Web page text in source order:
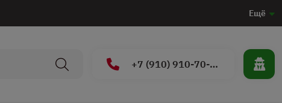
Ещё
+7 (910) 910-70-15